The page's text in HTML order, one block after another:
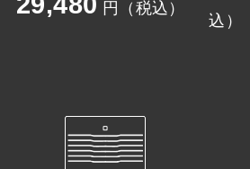
円（税込）
込）